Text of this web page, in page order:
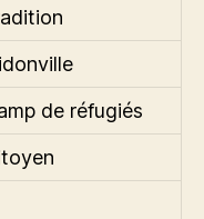
de réfugiés